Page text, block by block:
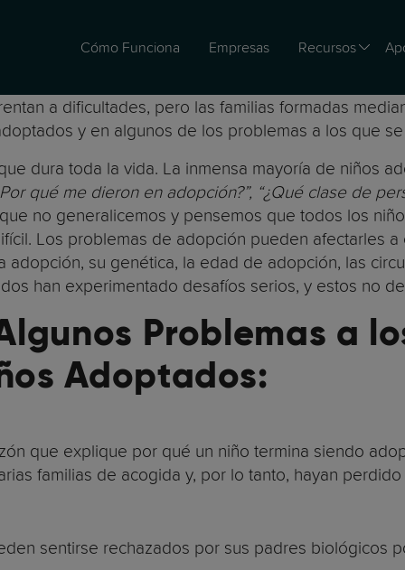
Cómo Funciona Empresas Recursos
a dificultades, pero las familias formadas
y en algunos de los problemas a los que
dura toda la vida. La inmensa mayoría de niños
qué me dieron en adopción?”, “¿Qué clase de
no generalicemos y pensemos que todos los
Los problemas de adopción pueden afectarles
adopción, su genética, la edad de adopción, las
han experimentado desafíos serios, y estos no
Problemas a
Adoptados:
que explique por qué un niño termina siendo
familias de acogida y, por lo tanto, hayan
sentirse rechazados por sus padres biológicos